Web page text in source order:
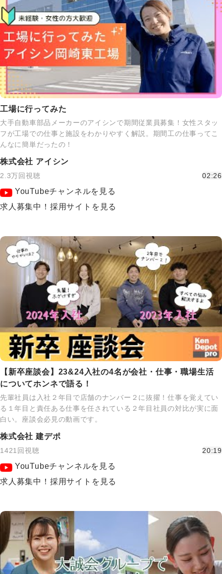
工場に行ってみた
大手自動車部品メーカーのアイシンで期間従業員募集！女性スタッ
フが工場での仕事と施設をわかりやすく解説。期間工の仕事ってこ
んなに簡単だったの！
株式会社 アイシン
2.3万回視聴 02:26
YouTubeチャンネルを見る
求人募集中！採用サイトを見る
【新卒座談会】23&24入社の4名が会社・仕事・職場生活
についてホンネで語る！
先輩社員は入社２年目で店舗のナンバー２に抜擢！仕事を覚えてい
る１年目と責任ある仕事を任されている２年目社員の対比が実に面
白い。座談会必見の動画です。
株式会社 建デポ
1421回視聴 20:19
YouTubeチャンネルを見る
求人募集中！採用サイトを見る